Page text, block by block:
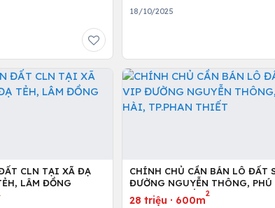
18/10/2025
CLN TẠI XÃ ĐẠ
ĐẠ TẺH, LÂM ĐỒNG
CHÍNH CHỦ CẦN BÁN LÔ ĐẤT
ĐƯỜNG NGUYỄN THÔNG,
TP.PHAN THIẾT
28 triệu · 600m
2